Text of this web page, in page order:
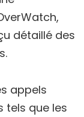
détaillé des
appels
tels que les